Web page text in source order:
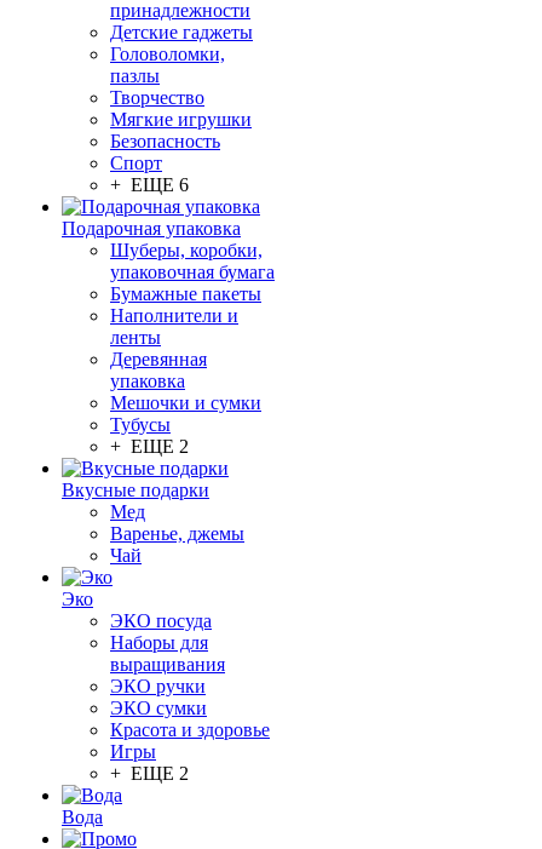
принадлежности
Детские гаджеты
Головоломки,
пазлы
Творчество
Мягкие игрушки
Безопасность
Спорт
+ ЕЩЕ 6
Подарочная упаковка
Шуберы, коробки,
упаковочная бумага
Бумажные пакеты
Наполнители и
ленты
Деревянная
упаковка
Мешочки и сумки
Тубусы
+ ЕЩЕ 2
Вкусные подарки
Мед
Варенье, джемы
Чай
Эко
ЭКО посуда
Наборы для
выращивания
ЭКО ручки
ЭКО сумки
Красота и здоровье
Игры
+ ЕЩЕ 2
Вода